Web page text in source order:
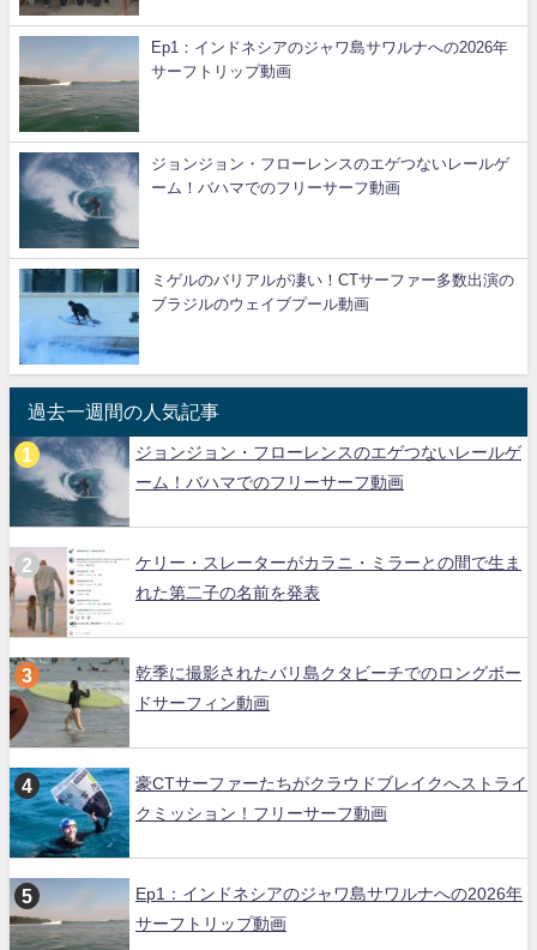
Ep1：インドネシアのジャワ島サワルナへの2026年
サーフトリップ動画
ジョンジョン・フローレンスのエゲつないレールゲ
ーム！バハマでのフリーサーフ動画
ミゲルのバリアルが凄い！CTサーファー多数出演の
ブラジルのウェイブプール動画
過去一週間の人気記事
ジョンジョン・フローレンスのエゲつないレールゲ
ーム！バハマでのフリーサーフ動画
ケリー・スレーターがカラニ・ミラーとの間で生ま
れた第二子の名前を発表
乾季に撮影されたバリ島クタビーチでのロングボー
ドサーフィン動画
豪CTサーファーたちがクラウドブレイクへストライ
クミッション！フリーサーフ動画
Ep1：インドネシアのジャワ島サワルナへの2026年
サーフトリップ動画